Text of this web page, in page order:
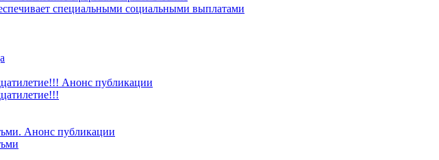
специальными социальными выплатами
Анонс публикации
Анонс публикации